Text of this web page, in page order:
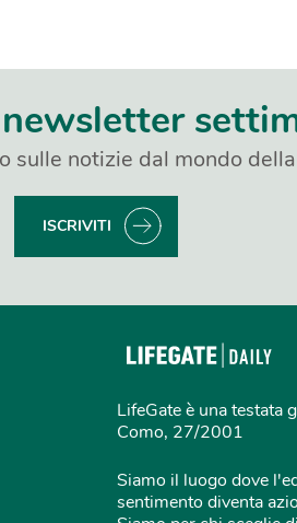
sulle notizie dal mondo
ISCRIVITI
LifeGate è una testata
Como, 27/2001
Siamo il luogo dove
sentimento diventa